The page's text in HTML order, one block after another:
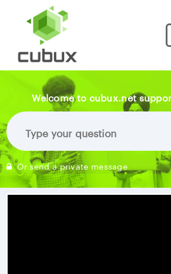
Welcome to cubux.net
Or send a private message